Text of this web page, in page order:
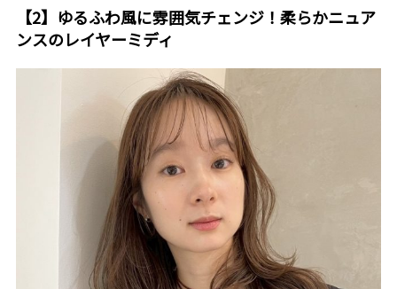
【2】ゆるふわ風に雰囲気チェンジ！柔らかニュア
ンスのレイヤーミディ